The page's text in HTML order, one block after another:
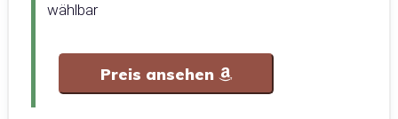
wählbar
Preis ansehen